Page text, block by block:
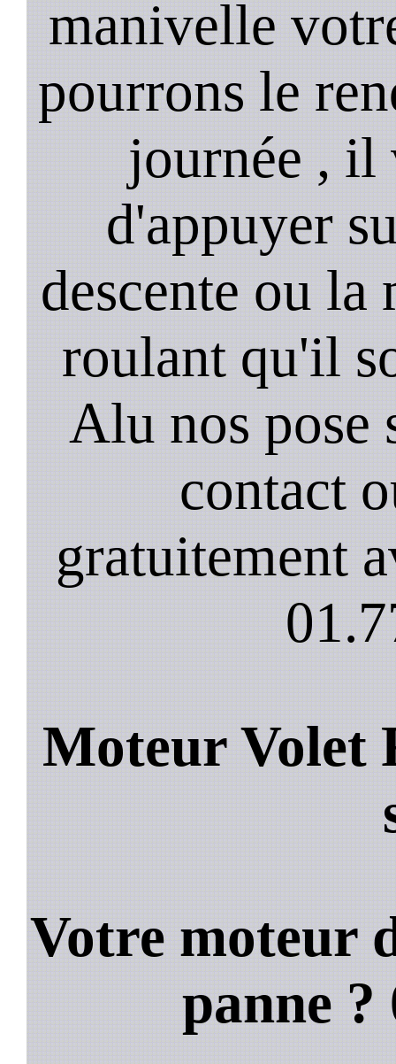
manivelle
pourrons le
journée , il
d'appuyer
descente ou
roulant qu'il
Alu nos pose
contact
gratuitement
Moteur Volet
Votre moteur
panne ?